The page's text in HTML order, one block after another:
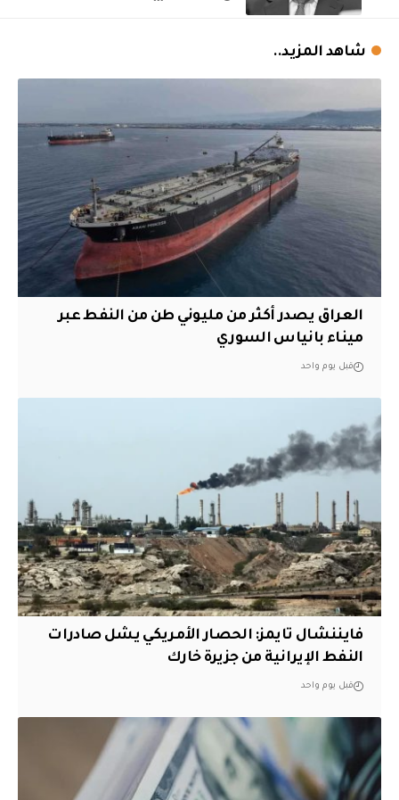
شاهد المزيد..
العراق يصدر أكثر من مليوني طن من النفط عبر
ميناء بانياس السوري
قبل يوم واحد
فايننشال تايمز: الحصار الأمريكي يشل صادرات
النفط الإيرانية من جزيرة خارك
قبل يوم واحد